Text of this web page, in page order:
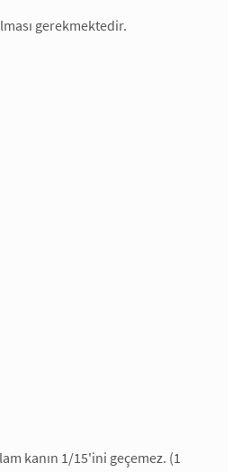
gerekmektedir.
kanın 1/15'ini geçemez. (1